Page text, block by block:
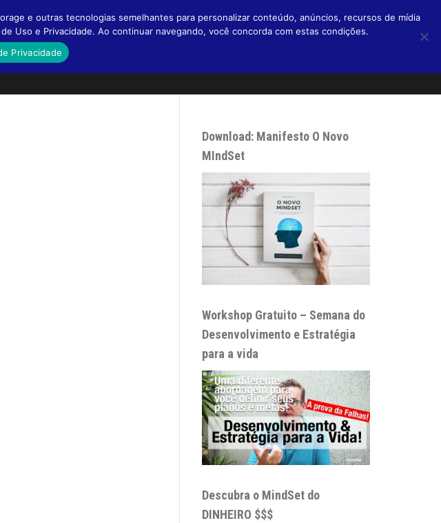
Download: Manifesto O Novo
MIndSet
Workshop Gratuito – Semana do
Desenvolvimento e Estratégia
para a vida
Descubra o MindSet do
DINHEIRO $$$
e outras tecnologias semelhantes para personalizar conteúdo, anúncios, recursos de mídia
Uso e Privacidade. Ao continuar navegando, você concorda com estas condições.
Privacidade